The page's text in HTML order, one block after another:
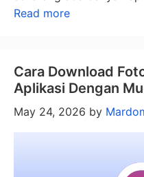
Read more
Cara Download
Aplikasi Dengan
May 24, 2026 by